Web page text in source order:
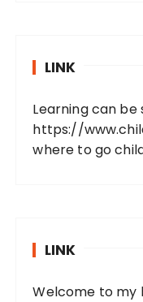
LINK
Learning can be
https://
where to go
LINK
Welcome to my